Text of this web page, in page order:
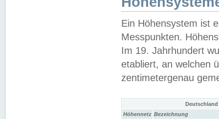
Ein Höhensystem ist
Messpunkten.
Im 19. Jahrhundert
etabliert, an welchen
zentimetergenau
Höhennetz Bezeichnung